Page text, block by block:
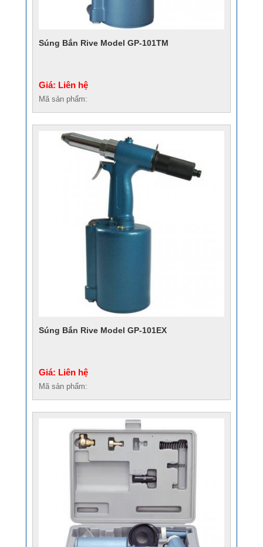
Súng Bắn Rive Model GP-101TM
Giá: Liên hệ
Mã sản phẩm:
Súng Bắn Rive Model GP-101EX
Giá: Liên hệ
Mã sản phẩm: